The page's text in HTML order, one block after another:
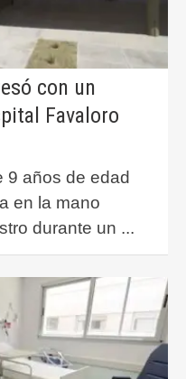
con un
Favaloro
9 años de edad
en la mano
durante un ...